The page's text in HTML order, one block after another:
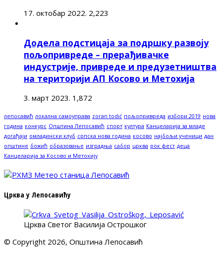
17. октобар 2022. 2,223
Додела подстицаја за подршку развоју
пољопривреде – прерађивачке
индустрије, привреде и предузетништва
на територији АП Косово и Метохија
3. март 2023. 1,872
лепосавић локална самоуправа zoran todić пољопривреда избори 2019 нова
година конкурс Општина Лепосавић спорт култура Канцеларија за младе
догађаји омладински клуб српска нова година косово најбољи ученици дан
општине божић образовање изградња сабор црква рок фест деца
Канцеларија за Косово и Метохију
Црква у Лепосавићу
Црква Светог Василија Острошког
© Copyright 2026, Општина Лепосавић